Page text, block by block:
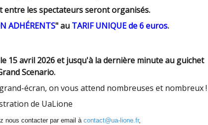
entre les spectateurs seront organisés.
ADHÉRENTS" au TARIF UNIQUE de 6 euros.
le 15 avril 2026 et jusqu'à la dernière minute au guichet
Scenario.
écran, on vous attend nombreuses et nombreux !
de UaLione
nous contacter par email à contact@ua-lione.fr,